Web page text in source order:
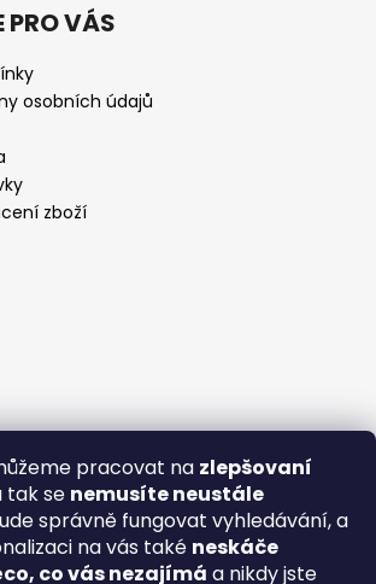
pracovat na zlepšovaní
tak se nemusíte neustále
správně fungovat vyhledávání, a
na vás také neskáče
co vás nezajímá a nikdy jste
PRO VÁS
osobních údajů
zboží